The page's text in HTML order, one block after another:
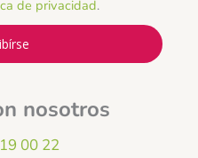
de privacidad.
nosotros
00 22